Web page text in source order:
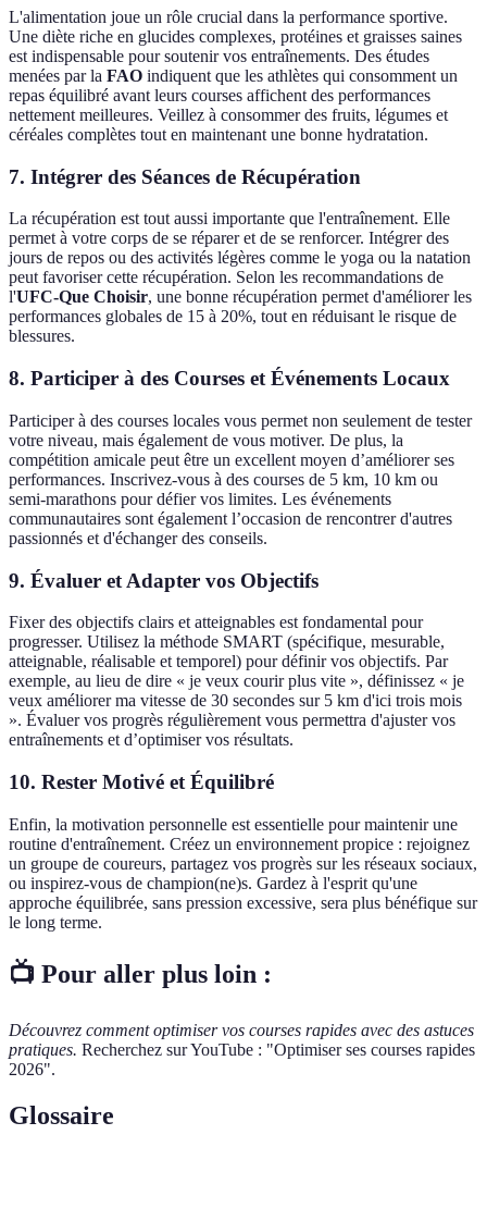
L'alimentation joue un rôle crucial dans la performance sportive.
Une diète riche en glucides complexes, protéines et graisses saines
est indispensable pour soutenir vos entraînements. Des études
menées par la FAO indiquent que les athlètes qui consomment un
repas équilibré avant leurs courses affichent des performances
nettement meilleures. Veillez à consommer des fruits, légumes et
céréales complètes tout en maintenant une bonne hydratation.
7. Intégrer des Séances de Récupération
La récupération est tout aussi importante que l'entraînement. Elle
permet à votre corps de se réparer et de se renforcer. Intégrer des
jours de repos ou des activités légères comme le yoga ou la natation
peut favoriser cette récupération. Selon les recommandations de
l'UFC-Que Choisir, une bonne récupération permet d'améliorer les
performances globales de 15 à 20%, tout en réduisant le risque de
blessures.
8. Participer à des Courses et Événements Locaux
Participer à des courses locales vous permet non seulement de tester
votre niveau, mais également de vous motiver. De plus, la
compétition amicale peut être un excellent moyen d’améliorer ses
performances. Inscrivez-vous à des courses de 5 km, 10 km ou
semi-marathons pour défier vos limites. Les événements
communautaires sont également l’occasion de rencontrer d'autres
passionnés et d'échanger des conseils.
9. Évaluer et Adapter vos Objectifs
Fixer des objectifs clairs et atteignables est fondamental pour
progresser. Utilisez la méthode SMART (spécifique, mesurable,
atteignable, réalisable et temporel) pour définir vos objectifs. Par
exemple, au lieu de dire « je veux courir plus vite », définissez « je
veux améliorer ma vitesse de 30 secondes sur 5 km d'ici trois mois
». Évaluer vos progrès régulièrement vous permettra d'ajuster vos
entraînements et d’optimiser vos résultats.
10. Rester Motivé et Équilibré
Enfin, la motivation personnelle est essentielle pour maintenir une
routine d'entraînement. Créez un environnement propice : rejoignez
un groupe de coureurs, partagez vos progrès sur les réseaux sociaux,
ou inspirez-vous de champion(ne)s. Gardez à l'esprit qu'une
approche équilibrée, sans pression excessive, sera plus bénéfique sur
le long terme.
📺 Pour aller plus loin :
Découvrez comment optimiser vos courses rapides avec des astuces
pratiques. Recherchez sur YouTube : "Optimiser ses courses rapides
2026".
Glossaire